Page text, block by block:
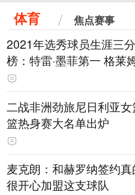
体育 焦点赛事
2021年选秀球员生涯三
榜：特雷·墨菲第一 格莱
二战非洲劲旅尼日利亚
篮热身赛大名单出炉
麦克朗：和赫罗纳签约
很开心加盟这支球队